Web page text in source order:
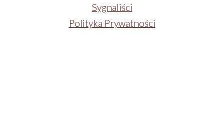
Sygnaliści
Polityka Prywatności